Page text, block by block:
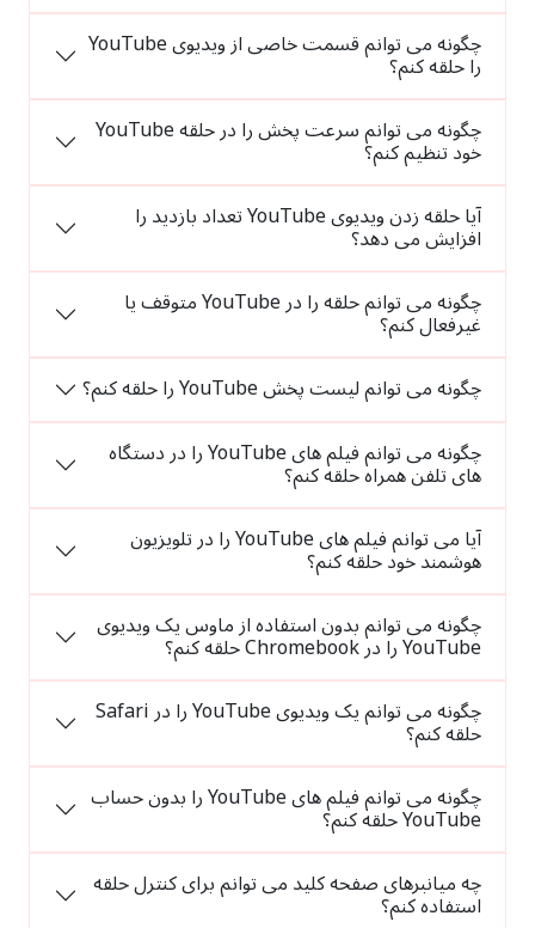
چگونه می توانم قسمت خاصی از ویدیوی YouTube
را حلقه کنم؟
چگونه می توانم سرعت پخش را در حلقه YouTube
خود تنظیم کنم؟
آیا حلقه زدن ویدیوی YouTube تعداد بازدید را
افزایش می دهد؟
چگونه می توانم حلقه را در YouTube متوقف یا
غیرفعال کنم؟
چگونه می توانم لیست پخش YouTube را حلقه کنم؟
چگونه می توانم فیلم های YouTube را در دستگاه
های تلفن همراه حلقه کنم؟
آیا می توانم فیلم های YouTube را در تلویزیون
هوشمند خود حلقه کنم؟
چگونه می توانم بدون استفاده از ماوس یک ویدیوی
YouTube را در Chromebook حلقه کنم؟
چگونه می توانم یک ویدیوی YouTube را در Safari
حلقه کنم؟
چگونه می توانم فیلم های YouTube را بدون حساب
YouTube حلقه کنم؟
چه میانبرهای صفحه کلید می توانم برای کنترل حلقه
استفاده کنم؟